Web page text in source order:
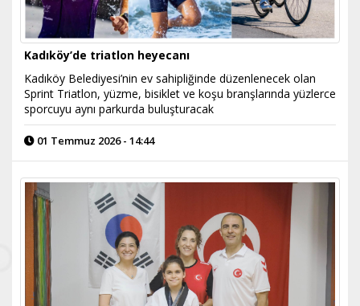
Kadıköy’de triatlon heyecanı
Kadıköy Belediyesi’nin ev sahipliğinde düzenlenecek olan
Sprint Triatlon, yüzme, bisiklet ve koşu branşlarında yüzlerce
sporcuyu aynı parkurda buluşturacak
01 Temmuz 2026 - 14:44